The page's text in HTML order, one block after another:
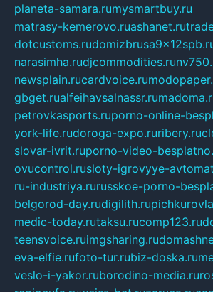
planeta-samara.rumysmartbuy.ru
matrasy-kemerovo.ruashanet.ru
dotcustoms.ru
narasimha.rudjcommodities.ru
newsplain.rucardvoice.ru
gbget.rualfeihavsalnassr.ru
petrovkasports.ruporno-online-
york-life.rudoroga-expo.ruribery.ru
slovar-ivrit.ruporno-video-
ovucontrol.rusloty-igrovyye-
ru-industriya.rurusskoe-porno-
belgorod-day.rudigilith.ru
medic-today.rutaksu.rucomp123.ru
teensvoice.ruimgsharing.ru
eva-elfie.rufoto-tur.rubiz-doska.ru
veslo-i-yakor.ruborodino-media.ru